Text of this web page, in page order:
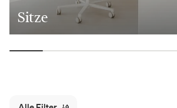
Sitze